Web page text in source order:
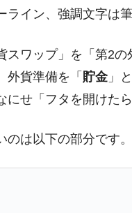
の誇る海洋資源調査船『白
子園、優勝校を最も多く
の「楽天ライオンズ」と
の毛色「白毛馬」とは？
面ライダーの意外すぎる
マスターズ挑戦の歴史。
ライン、強調文字は
スワップ」を「第2
外貨準備を「 貯金」
せ「フタを開けたら
のは以下の部分です。